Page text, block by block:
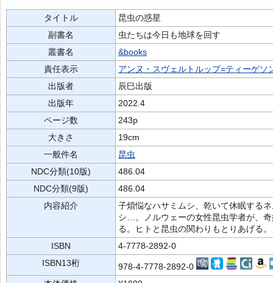
タイトル
昆虫の惑星
副書名
虫たちは今日も地球を回す
叢書名
&books
責任表示
アンヌ・スヴェルトルップ=ティーゲソ
出版者
辰巳出版
出版年
2022.4
ページ数
243p
大きさ
19cm
一般件名
昆虫
NDC分類(10版)
486.04
NDC分類(9版)
486.04
内容紹介
子煩悩なハサミムシ、乾いて休眠する
シ…。ノルウェーの女性昆虫学者が、
る。ヒトと昆虫の関わりもとりあげる。
ISBN
4-7778-2892-0
ISBN13桁
978-4-7778-2892-0